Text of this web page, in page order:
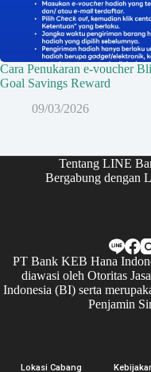
Cara Penukaran e-voucher
Goal Savings Reward
09/03/2026
Tentang LINE
Bergabung dengan
PT Bank KEB Hana
diawasi oleh Otoritas
Indonesia (BI) serta
Penjamin
Lokasi Cabang